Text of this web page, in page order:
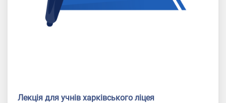
Лекція для учнів харківського ліцея